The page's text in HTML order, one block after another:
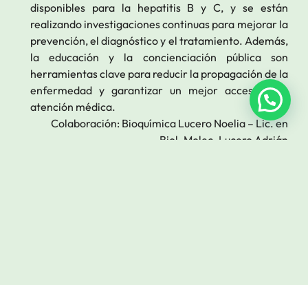
disponibles para la hepatitis B y C, y se están
realizando investigaciones continuas para mejorar la
prevención, el diagnóstico y el tratamiento. Además,
la educación y la concienciación pública son
herramientas clave para reducir la propagación de la
enfermedad y garantizar un mejor acceso a la
atención médica.
Colaboración: Bioquímica Lucero Noelia– Lic. en
Biol. Molec. Lucero Adrián